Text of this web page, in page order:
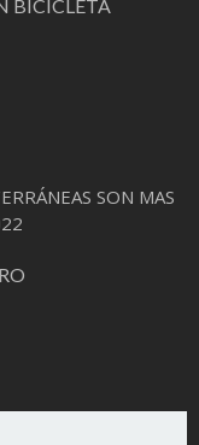
BICICLETA
SON MAS